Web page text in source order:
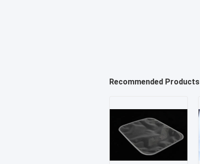
Recommended Products